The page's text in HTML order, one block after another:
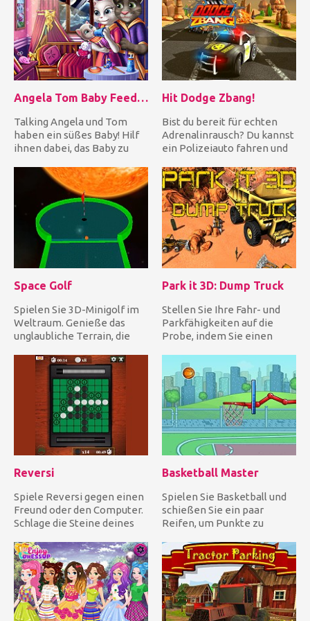
Angela Tom Baby Feeding
Talking Angela und Tom
haben ein süßes Baby! Hilf
ihnen dabei, das Baby zu
Hit Dodge Zbang!
Bist du bereit für echten
Adrenalinrausch? Du kannst
ein Polizeiauto fahren und
Space Golf
Spielen Sie 3D-Minigolf im
Weltraum. Genieße das
unglaubliche Terrain, die
Park it 3D: Dump Truck
Stellen Sie Ihre Fahr- und
Parkfähigkeiten auf die
Probe, indem Sie einen
Reversi
Spiele Reversi gegen einen
Freund oder den Computer.
Schlage die Steine ​​deines
Basketball Master
Spielen Sie Basketball und
schießen Sie ein paar
Reifen, um Punkte zu